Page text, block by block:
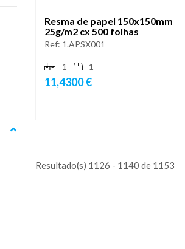
Resma de papel 150x150mm
25g/m2 cx 500 folhas
Ref: 1.APSX001
1 1
11,4300 €
Resultado(s) 1126 - 1140 de 1153